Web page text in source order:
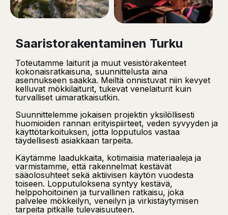
Saaristorakentaminen Turku
Toteutamme laiturit ja muut vesistörakenteet
kokonaisratkaisuna, suunnittelusta aina
asennukseen saakka. Meiltä onnistuvat niin kevyet
kelluvat mökkilaiturit, tukevat venelaiturit kuin
turvalliset uimaratkaisutkin.
Suunnittelemme jokaisen projektin yksilöllisesti
huomioiden rannan erityispiirteet, veden syvyyden ja
käyttötarkoituksen, jotta lopputulos vastaa
täydellisesti asiakkaan tarpeita.
Käytämme laadukkaita, kotimaisia materiaaleja ja
varmistamme, että rakennelmat kestävät
sääolosuhteet sekä aktiivisen käytön vuodesta
toiseen. Lopputuloksena syntyy kestävä,
helppohoitoinen ja turvallinen ratkaisu, joka
palvelee mökkeilyn, veneilyn ja virkistäytymisen
tarpeita pitkälle tulevaisuuteen.